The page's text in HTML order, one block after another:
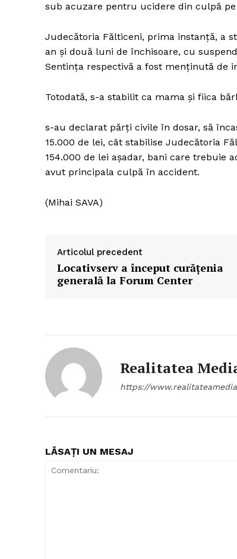
sub acuzare pentru ucidere din culpă
Judecătoria Fălticeni, prima instanţă, a
an şi două luni de închisoare, cu
Sentinţa respectivă a fost menţinută de
Totodată, s-a stabilit ca mama şi fiica
s-au declarat părţi civile în dosar, să
15.000 de lei, cât stabilise Judecătoria
154.000 de lei aşadar, bani care trebuie
avut principala culpă în accident.
(Mihai SAVA)
Articolul precedent
Locativserv a început curăţenia
generală la Forum Center
Realitatea
https://
LĂSAȚI UN MESAJ